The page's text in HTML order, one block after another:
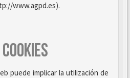
www.agpd.es).
puede implicar la utilización de